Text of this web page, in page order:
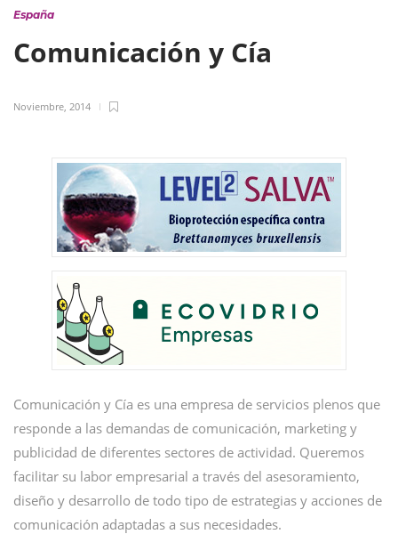
España
Comunicación y Cía
Noviembre, 2014
Comunicación y Cía es una empresa de servicios plenos que
responde a las demandas de comunicación, marketing y
publicidad de diferentes sectores de actividad. Queremos
facilitar su labor empresarial a través del asesoramiento,
diseño y desarrollo de todo tipo de estrategias y acciones de
comunicación adaptadas a sus necesidades.